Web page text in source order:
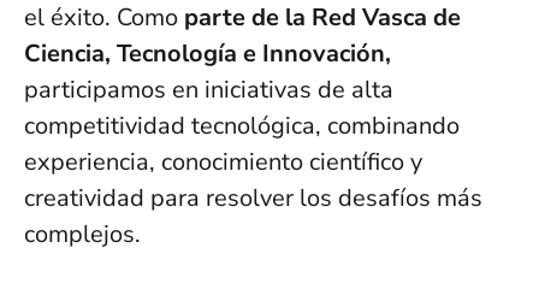
el éxito. Como parte de la Red Vasca de
Ciencia, Tecnología e Innovación,
participamos en iniciativas de alta
competitividad tecnológica, combinando
experiencia, conocimiento científico y
creatividad para resolver los desafíos más
complejos.